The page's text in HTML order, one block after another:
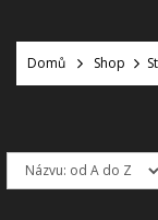
VÁNOCE
SHOWROOM
Domů Shop